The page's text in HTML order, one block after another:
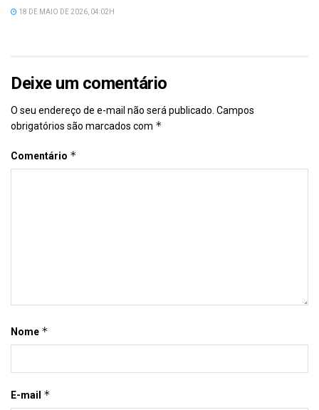
18 DE MAIO DE 2026, 04:02H
Deixe um comentário
O seu endereço de e-mail não será publicado. Campos
obrigatórios são marcados com *
Comentário *
Nome *
E-mail *